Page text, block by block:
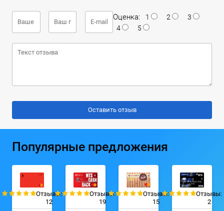
Оценка: 1 2
3
4
5
Популярные предложения
Отзывы:
12
Отзывы:
19
Отзывы:
15
Отзывы:
2